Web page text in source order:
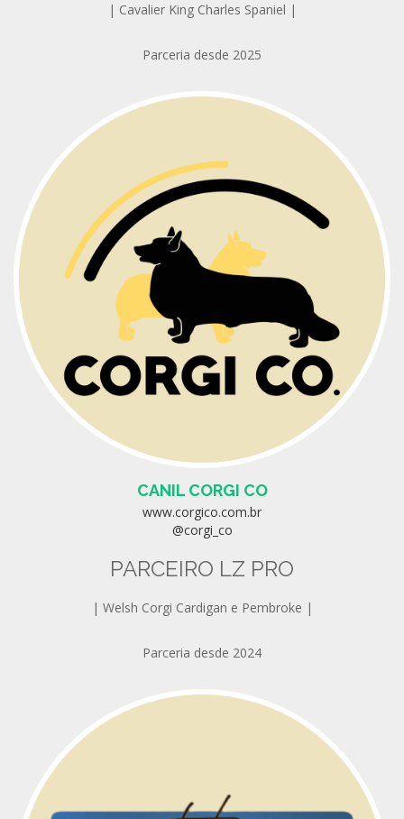
| Cavalier King Charles Spaniel |
Parceria desde 2025
CANIL CORGI CO
www.corgico.com.br
@corgi_co
PARCEIRO LZ PRO
| Welsh Corgi Cardigan e Pembroke |
Parceria desde 2024